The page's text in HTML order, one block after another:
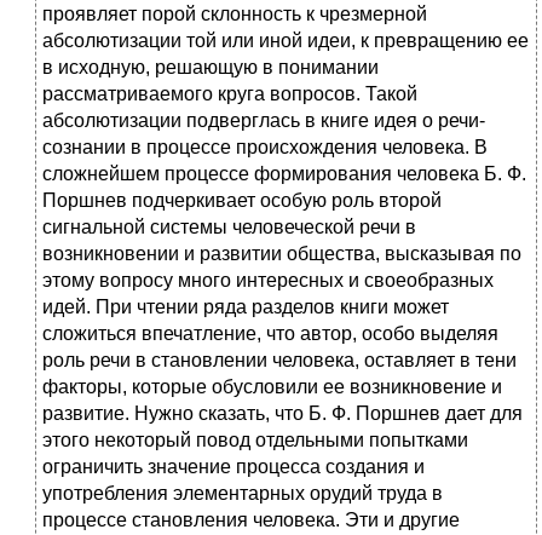
проявляет порой склонность к чрезмерной
абсолютизации той или иной идеи, к превращению ее
в исходную, решающую в понимании
рассматриваемого круга вопросов. Такой
абсолютизации подверглась в книге идея о речи-
сознании в процессе происхождения человека. В
сложнейшем процессе формирования человека Б. Ф.
Поршнев подчеркивает особую роль второй
сигнальной системы человеческой речи в
возникновении и развитии общества, высказывая по
этому вопросу много интересных и своеобразных
идей. При чтении ряда разделов книги может
сложиться впечатление, что автор, особо выделяя
роль речи в становлении человека, оставляет в тени
факторы, которые обусловили ее возникновение и
развитие. Нужно сказать, что Б. Ф. Поршнев дает для
этого некоторый повод отдельными попытками
ограничить значение процесса создания и
употребления элементарных орудий труда в
процессе становления человека. Эти и другие